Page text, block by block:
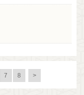
7 8 >